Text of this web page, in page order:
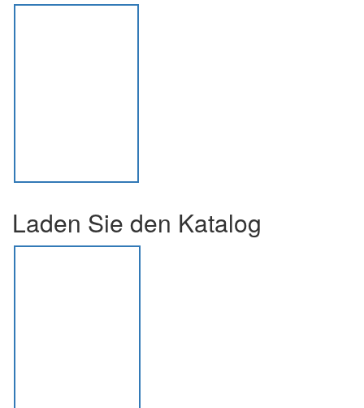
Laden Sie den Katalog